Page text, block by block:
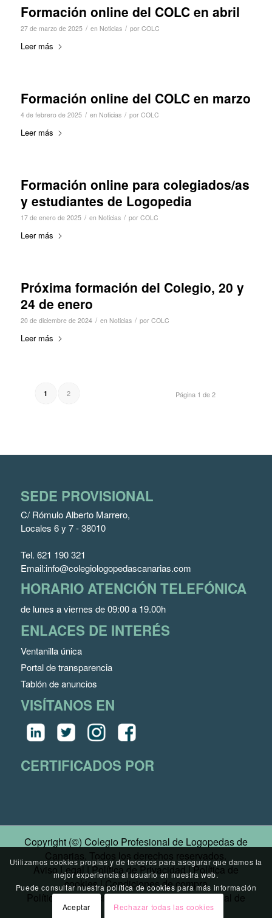
Formación online del COLC en abril
27 de marzo de 2025 / en Noticias / por COLC
Leer más
Formación online del COLC en marzo
4 de febrero de 2025 / en Noticias / por COLC
Leer más
Formación online para colegiados/as
y estudiantes de Logopedia
17 de enero de 2025 / en Noticias / por COLC
Leer más
Próxima formación del Colegio, 20 y
24 de enero
20 de diciembre de 2024 / en Noticias / por COLC
Leer más
Página 1 de 2
1 2
SEDE PROVISIONAL
C/ Rómulo Alberto Marrero,
Locales 6 y 7 - 38010
Tel. 621 190 321
Email:info@colegiologopedascanarias.com
HORARIO ATENCIÓN TELEFÓNICA
de lunes a viernes de 09:00 a 19.00h
ENLACES DE INTERÉS
Ventanilla única
Portal de transparencia
Tablón de anuncios
VISÍTANOS EN
CERTIFICADOS POR
Copyright (©) Colegio Profesional de Logopedas de
Canarias. Todos los derechos reservados.
Aviso Legal|Política de Privacidad|Política de
cookies|Condiciones de compra
Política de Privacidad Canal Denuncias|Canal de
Denuncias
Utilizamos cookies propias y de terceros para asegurar que damos la
mejor experiencia al usuario en nuestra web.
Puede consultar nuestrapolítica de cookiespara más información
Aceptar
Rechazar todas las cookies